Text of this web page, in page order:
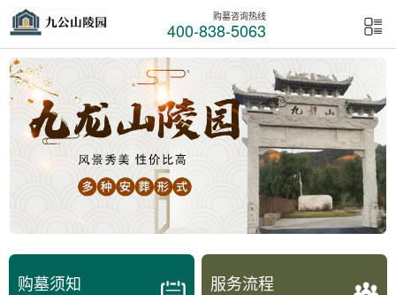
购墓咨询热线
400-838-5063
购墓须知 服务流程